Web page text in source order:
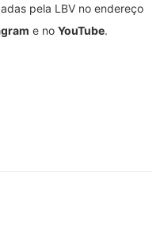
pela LBV no endereço
e no YouTube.